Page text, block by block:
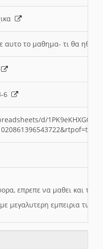
αυτο το μαθημα- τι θα
6
d/
επρεπε να μαθει και το
μεγαλυτερη εμπειρια